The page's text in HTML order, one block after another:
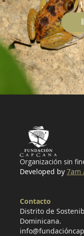
Organización sin
Developed by 7am
Contacto
Distrito de
Dominicana.